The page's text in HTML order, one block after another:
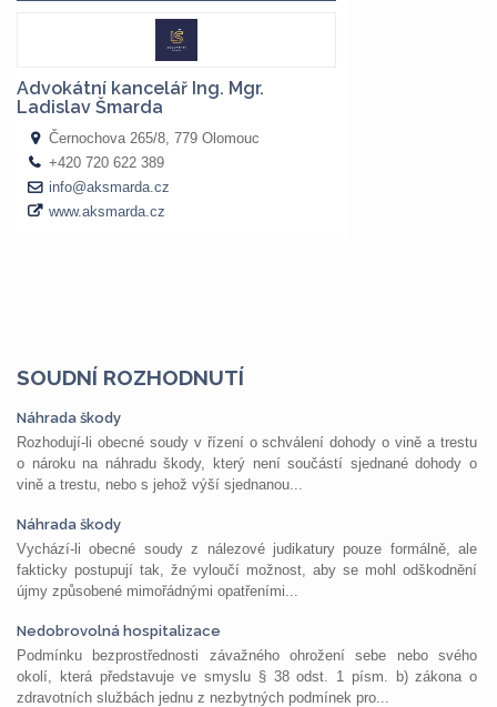
SOUDNÍ ROZHODNUTÍ
Náhrada škody
Rozhodují-li obecné soudy v řízení o schválení dohody o vině a trestu
o nároku na náhradu škody, který není součástí sjednané dohody o
vině a trestu, nebo s jehož výší sjednanou...
Náhrada škody
Vychází-li obecné soudy z nálezové judikatury pouze formálně, ale
fakticky postupují tak, že vyloučí možnost, aby se mohl odškodnění
újmy způsobené mimořádnými opatřeními...
Nedobrovolná hospitalizace
Podmínku bezprostřednosti závažného ohrožení sebe nebo svého
okolí, která představuje ve smyslu § 38 odst. 1 písm. b) zákona o
zdravotních službách jednu z nezbytných podmínek pro...